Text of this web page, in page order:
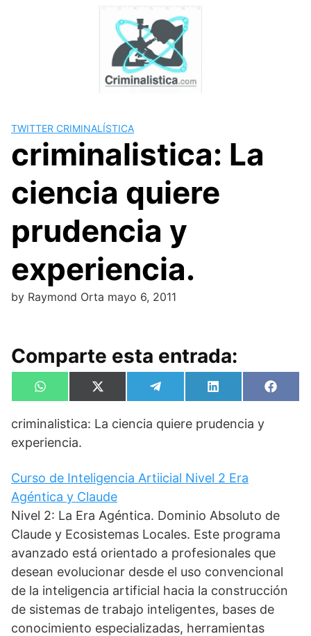
TWITTER CRIMINALÍSTICA
criminalistica: La
ciencia quiere
prudencia y
experiencia.
by Raymond Orta mayo 6, 2011
Comparte esta entrada:
Compartir
en
W
h
t
s
A
Compartir
en
X
(
w
r
)
Compartir
en
e
e
m
Compartir
en
L
i
k
n
en
F
a
criminalistica: La ciencia quiere prudencia y
experiencia.
Curso de Inteligencia Artiicial Nivel 2 Era
Agéntica y Claude
Nivel 2: La Era Agéntica. Dominio Absoluto de
Claude y Ecosistemas Locales. Este programa
avanzado está orientado a profesionales que
desean evolucionar desde el uso convencional
de la inteligencia artificial hacia la construcción
de sistemas de trabajo inteligentes, bases de
conocimiento especializadas, herramientas